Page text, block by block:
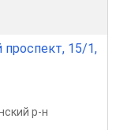
15/1,
р-н